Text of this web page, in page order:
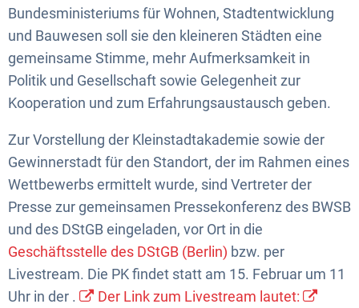
Bundesministeriums für Wohnen, Stadtentwicklung
und Bauwesen soll sie den kleineren Städten eine
gemeinsame Stimme, mehr Aufmerksamkeit in
Politik und Gesellschaft sowie Gelegenheit zur
Kooperation und zum Erfahrungsaustausch geben.
Zur Vorstellung der Kleinstadtakademie sowie der
Gewinnerstadt für den Standort, der im Rahmen eines
Wettbewerbs ermittelt wurde, sind Vertreter der
Presse zur gemeinsamen Pressekonferenz des BWSB
und des DStGB eingeladen, vor Ort in die
Geschäftsstelle des DStGB (Berlin) bzw. per
Livestream. Die PK findet statt am 15. Februar um 11
Uhr in der .
Der Link zum Livestream lautet: